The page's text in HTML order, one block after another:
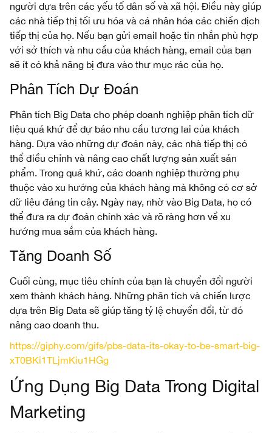
người dựa trên các yếu tố dân số và xã hội. Điều này giúp
các nhà tiếp thị tối ưu hóa và cá nhân hóa các chiến dịch
tiếp thị của họ. Nếu bạn gửi email hoặc tin nhắn phù hợp
với sở thích và nhu cầu của khách hàng, email của bạn
sẽ ít có khả năng bị đưa vào thư mục rác của họ.
Phân Tích Dự Đoán
Phân tích Big Data cho phép doanh nghiệp phân tích dữ
liệu quá khứ để dự báo nhu cầu tương lai của khách
hàng. Dựa vào những dự đoán này, các nhà tiếp thị có
thể điều chỉnh và nâng cao chất lượng sản xuất sản
phẩm. Trong quá khứ, các doanh nghiệp thường phụ
thuộc vào xu hướng của khách hàng mà không có cơ sở
dữ liệu đáng tin cậy. Ngày nay, nhờ vào Big Data, họ có
thể đưa ra dự đoán chính xác và rõ ràng hơn về xu
hướng mua sắm của khách hàng.
Tăng Doanh Số
Cuối cùng, mục tiêu chính của bạn là chuyển đổi người
xem thành khách hàng. Những phân tích và chiến lược
dựa trên Big Data sẽ giúp tăng tỷ lệ chuyển đổi, từ đó
nâng cao doanh thu.
https://giphy.com/gifs/pbs-data-its-okay-to-be-smart-big-
xT0BKi1TLjmKiu1HGg
Ứng Dụng Big Data Trong Digital
Marketing